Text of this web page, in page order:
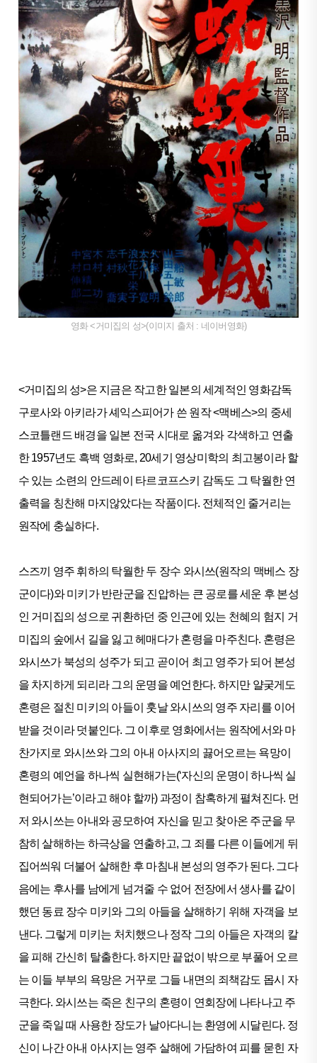
영화 <거미집의 성>(이미지 출처 : 네이버영화)
<거미집의 성>은 지금은 작고한 일본의 세계적인 영화감독
구로사와 아키라가 셰익스피어가 쓴 원작 <맥베스>의 중세
스코틀랜드 배경을 일본 전국 시대로 옮겨와 각색하고 연출
한 1957년도 흑백 영화로, 20세기 영상미학의 최고봉이라 할
수 있는 소련의 안드레이 타르코프스키 감독도 그 탁월한 연
출력을 칭찬해 마지않았다는 작품이다. 전체적인 줄거리는
원작에 충실하다.
스즈끼 영주 휘하의 탁월한 두 장수 와시쓰(원작의 맥베스 장
군이다)와 미키가 반란군을 진압하는 큰 공로를 세운 후 본성
인 거미집의 성으로 귀환하던 중 인근에 있는 천혜의 험지 거
미집의 숲에서 길을 잃고 헤매다가 혼령을 마주친다. 혼령은
와시쓰가 북성의 성주가 되고 곧이어 최고 영주가 되어 본성
을 차지하게 되리라 그의 운명을 예언한다. 하지만 얄궂게도
혼령은 절친 미키의 아들이 훗날 와시쓰의 영주 자리를 이어
받을 것이라 덧붙인다. 그 이후로 영화에서는 원작에서와 마
찬가지로 와시쓰와 그의 아내 아사지의 끓어오르는 욕망이
혼령의 예언을 하나씩 실현해가는(‘자신의 운명이 하나씩 실
현되어가는’이라고 해야 할까) 과정이 참혹하게 펼쳐진다. 먼
저 와시쓰는 아내와 공모하여 자신을 믿고 찾아온 주군을 무
참히 살해하는 하극상을 연출하고, 그 죄를 다른 이들에게 뒤
집어씌워 더불어 살해한 후 마침내 본성의 영주가 된다. 그다
음에는 후사를 남에게 넘겨줄 수 없어 전장에서 생사를 같이
했던 동료 장수 미키와 그의 아들을 살해하기 위해 자객을 보
낸다. 그렇게 미키는 처치했으나 정작 그의 아들은 자객의 칼
을 피해 간신히 탈출한다. 하지만 끝없이 밖으로 부풀어 오르
는 이들 부부의 욕망은 거꾸로 그들 내면의 죄책감도 몹시 자
극한다. 와시쓰는 죽은 친구의 혼령이 연회장에 나타나고 주
군을 죽일 때 사용한 장도가 날아다니는 환영에 시달린다. 정
신이 나간 아내 아사지는 영주 살해에 가담하여 피를 묻힌 자